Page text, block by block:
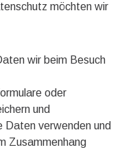
möchten wir
wir beim Besuch
oder
und
Daten verwenden und
Zusammenhang